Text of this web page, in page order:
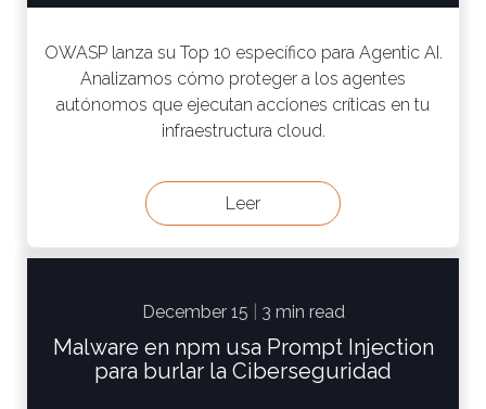
OWASP lanza su Top 10 específico para Agentic AI.
Analizamos cómo proteger a los agentes
autónomos que ejecutan acciones críticas en tu
infraestructura cloud.
Leer
December 15 3 min read
Malware en npm usa Prompt Injection
para burlar la Ciberseguridad